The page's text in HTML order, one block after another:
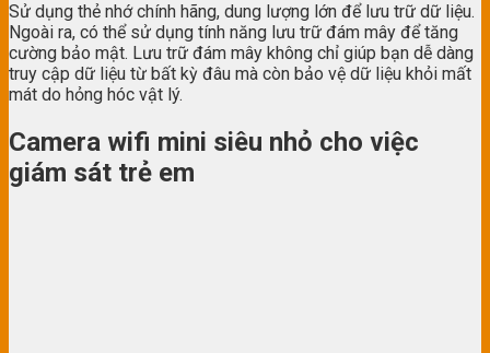
Sử dụng thẻ nhớ chính hãng, dung lượng lớn để lưu trữ dữ liệu.
Ngoài ra, có thể sử dụng tính năng lưu trữ đám mây để tăng
cường bảo mật. Lưu trữ đám mây không chỉ giúp bạn dễ dàng
truy cập dữ liệu từ bất kỳ đâu mà còn bảo vệ dữ liệu khỏi mất
mát do hỏng hóc vật lý.
Camera wifi mini siêu nhỏ cho việc
giám sát trẻ em